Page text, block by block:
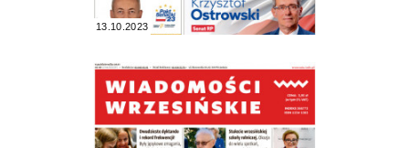
13.10.2023